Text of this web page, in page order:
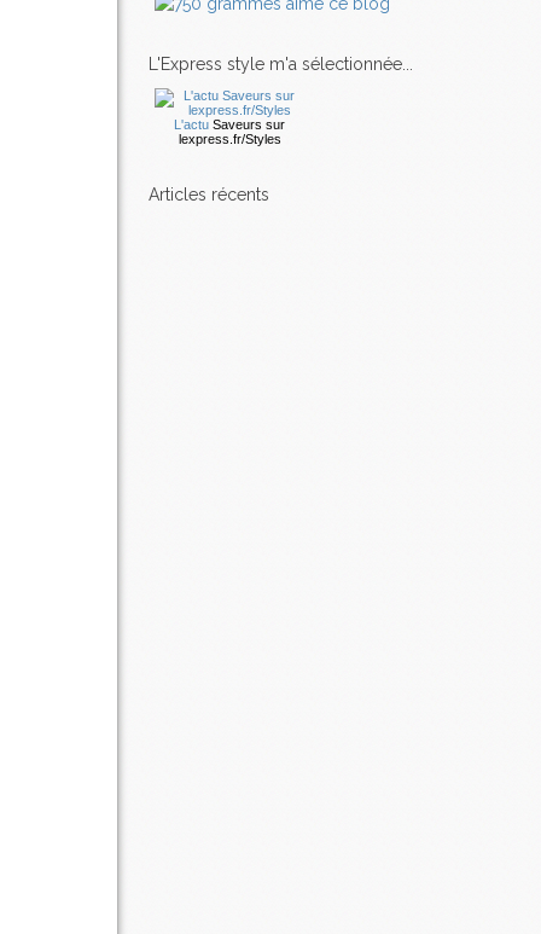
L'Express style m'a sélectionnée...
L'actu Saveurs sur
lexpress.fr/Styles
articles récents